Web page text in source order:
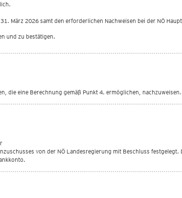
März 2026 samt den erforderlichen Nachweisen bei der NÖ
und zu bestätigen.
die eine Berechnung gemäß Punkt 4. ermöglichen, nachzuweisen.
von der NÖ Landesregierung mit Beschluss